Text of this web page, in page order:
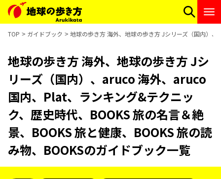
TOP ガイドブック 地球の歩き方 海外、地球の歩き方 Jシリーズ（国内）
地球の歩き方 海外、地球の歩き方 Jシ
リーズ（国内）、aruco 海外、aruco
国内、Plat、ランキング&テクニッ
ク、歴史時代、BOOKS 旅の名言＆絶
景、BOOKS 旅と健康、BOOKS 旅の読
み物、BOOKSのガイドブック一覧